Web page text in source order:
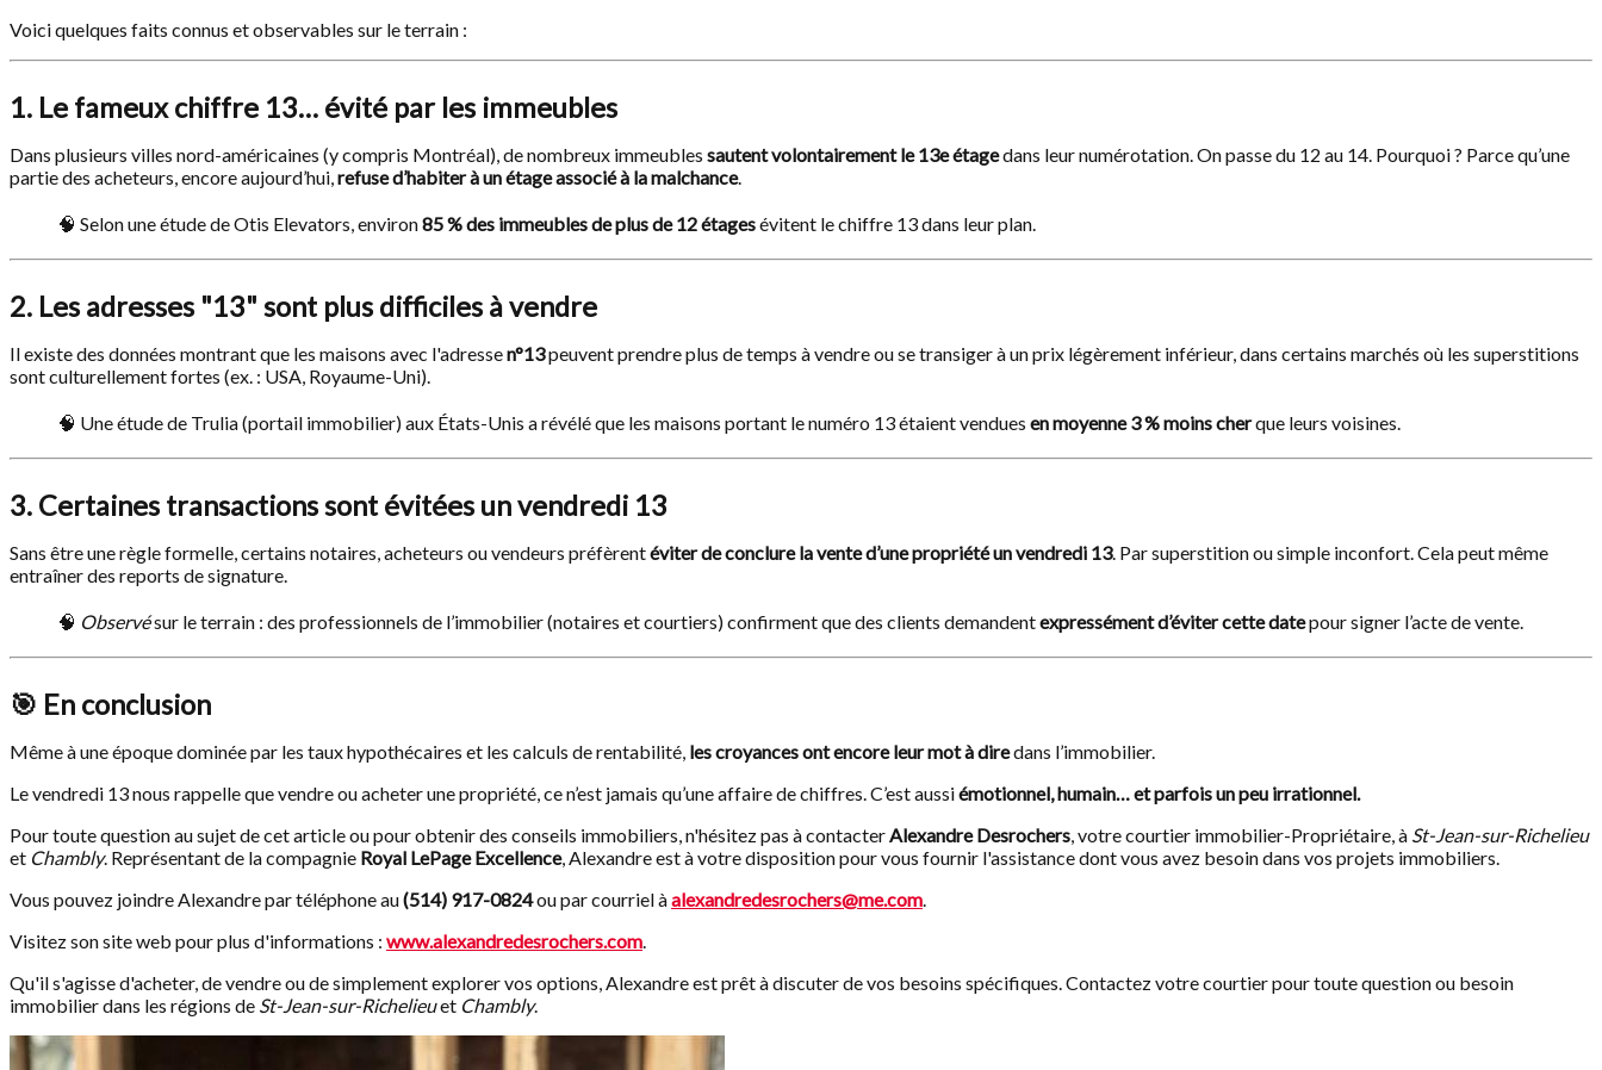
Voici quelques faits connus et observables sur le terrain :
1. Le fameux chiffre 13… évité par les immeubles
Dans plusieurs villes nord-américaines (y compris Montréal), de nombreux immeubles sautent volontairement le 13e étagedans leur numérotation. On passe du 12 au 14. Pourquoi ? Parce qu’une
partie des acheteurs, encore aujourd’hui,refuse d’habiter à un étage associé à la malchance.
🧠 Selon une étude de Otis Elevators, environ85 % des immeubles de plus de 12 étagesévitent le chiffre 13 dans leur plan.
2. Les adresses "13" sont plus difficiles à vendre
Il existe des données montrant que les maisons avec l'adressen°13peuvent prendre plus de temps à vendre ou se transiger à un prix légèrement inférieur, dans certains marchés où les superstitions
sont culturellement fortes (ex. : USA, Royaume-Uni).
🧠 Une étude de Trulia (portail immobilier) aux États-Unis a révélé que les maisons portant le numéro 13 étaient vendues en moyenne 3 % moins cherque leurs voisines.
3. Certaines transactions sont évitées un vendredi 13
Sans être une règle formelle, certains notaires, acheteurs ou vendeurs préfèrentéviter de conclure la vente d’une propriété un vendredi 13. Par superstition ou simple inconfort. Cela peut même
entraîner des reports de signature.
🧠 Observésur le terrain : des professionnels de l’immobilier (notaires et courtiers) confirment que des clients demandentexpressément d’éviter cette datepour signer l’acte de vente.
🎯 En conclusion
Même à une époque dominée par les taux hypothécaires et les calculs de rentabilité, les croyances ont encore leur mot à diredans l’immobilier.
Le vendredi 13 nous rappelle que vendre ou acheter une propriété, ce n’est jamais qu’une affaire de chiffres. C’est aussiémotionnel, humain… et parfois un peu irrationnel.
Pour toute question au sujet de cet article ou pour obtenir des conseils immobiliers, n'hésitez pas à contacterAlexandre Desrochers, votre courtier immobilier-Propriétaire, à St-Jean-sur-Richelieu
et Chambly. Représentant de la compagnie Royal LePage Excellence, Alexandre est à votre disposition pour vous fournir l'assistance dont vous avez besoin dans vos projets immobiliers.
Vous pouvez joindre Alexandre par téléphone au(514) 917-0824ou par courriel àalexandredesrochers@me.com.
Visitez son site web pour plus d'informations : www.alexandredesrochers.com.
Qu'il s'agisse d'acheter, de vendre ou de simplement explorer vos options, Alexandre est prêt à discuter de vos besoins spécifiques. Contactez votre courtier pour toute question ou besoin
immobilier dans les régions de St-Jean-sur-Richelieuet Chambly.